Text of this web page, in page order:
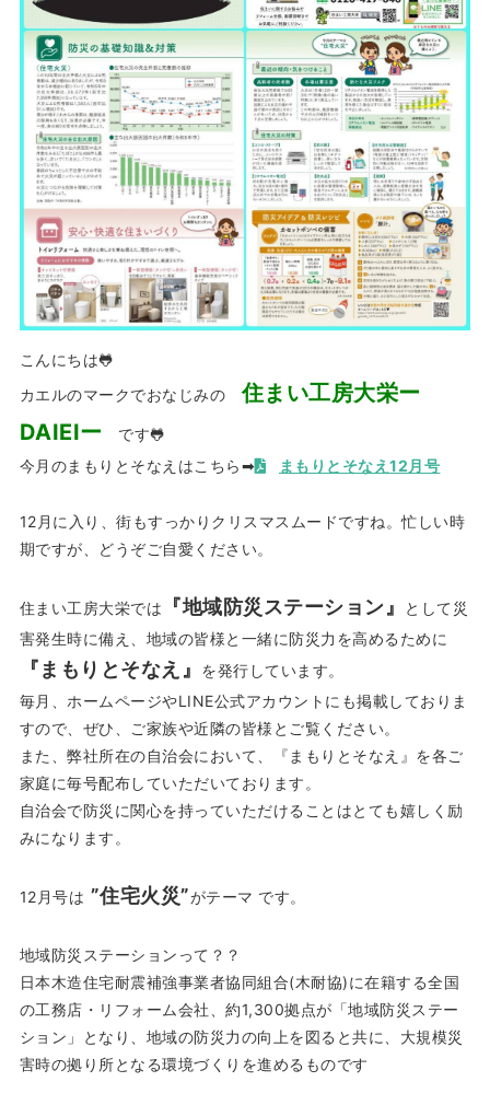
こんにちは🐸
カエルのマークでおなじみの住まい工房大栄ー
DAIEIー
です🐸
今月のまもりとそなえはこちら➡
まもりとそなえ12月号
12月に入り、街もすっかりクリスマスムードですね。忙しい時
期ですが、どうぞご自愛ください。
住まい工房大栄では 『地域防災ステーション』
として災
害発生時に備え、地域の皆様と一緒に防災力を高めるために
『まもりとそなえ』
を発行しています。
毎月、ホームページやLINE公式アカウントにも掲載しておりま
すので、ぜひ、ご家族や近隣の皆様とご覧ください。
また、弊社所在の自治会において、『まもりとそなえ』を各ご
家庭に毎号配布していただいております。
自治会で防災に関心を持っていただけることはとても嬉しく励
みになります。
12月号は ”住宅火災”がテーマ です。
地域防災ステーションって？？
日本木造住宅耐震補強事業者協同組合(木耐協)に在籍する全国
の工務店・リフォーム会社、約1,300拠点が「地域防災ステー
ション」となり、地域の防災力の向上を図ると共に、大規模災
害時の拠り所となる環境づくりを進めるものです